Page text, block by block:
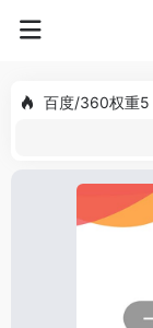
百度/360权重5